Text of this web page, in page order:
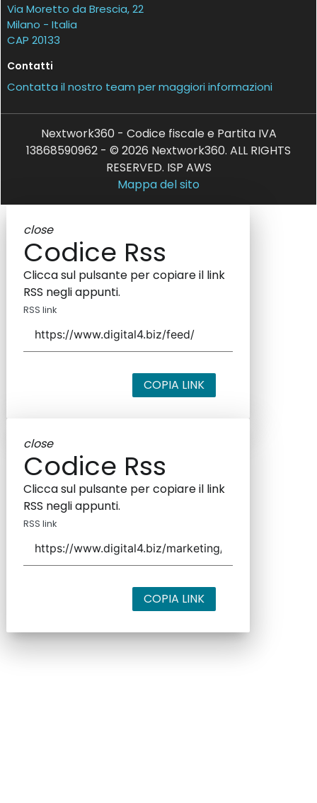
Via Moretto da Brescia, 22
Milano - Italia
CAP 20133
Contatti
Contatta il nostro team per maggiori informazioni
Nextwork360 - Codice fiscale e Partita IVA
13868590962 - © 2026 Nextwork360. ALL RIGHTS
RESERVED. ISP AWS
Mappa del sito
close
Codice Rss
Clicca sul pulsante per copiare il link
RSS negli appunti.
RSS link
COPIA LINK
close
Codice Rss
Clicca sul pulsante per copiare il link
RSS negli appunti.
RSS link
COPIA LINK